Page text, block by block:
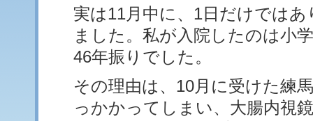
実は11月中に、1日だけでは
ました。私が入院したのは小
46年振りでした。
その理由は、10月に受けた練
っかかってしまい、大腸内視